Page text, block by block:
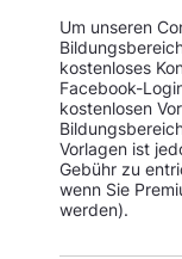
Um unseren
kostenloses
Facebook-
kostenlosen
Vorlagen ist
Gebühr zu
wenn Sie
werden).